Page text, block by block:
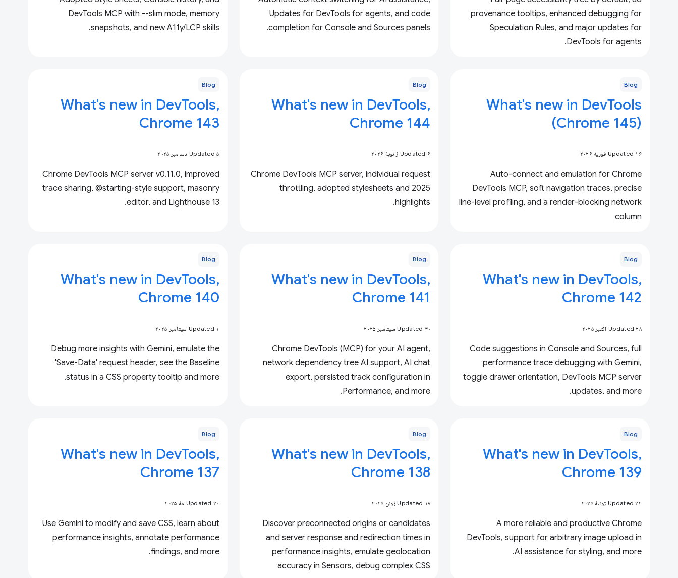
provenance tooltips, enhanced debugging for
Speculation Rules, and major updates for
DevTools for agents.
Updates for DevTools for agents, and code
completion for Console and Sources panels.
DevTools MCP with --slim mode, memory
snapshots, and new A11y/LCP skills.
Blog
What's new in DevTools
(Chrome 145)
Updated ۱۶ فوریهٔ ۲۰۲۶
Auto-connect and emulation for Chrome
DevTools MCP, soft navigation traces, precise
line-level profiling, and a render-blocking network
column
Blog
What's new in DevTools,
Chrome 144
Updated ۶ ژانویهٔ ۲۰۲۶
Chrome DevTools MCP server, individual request
throttling, adopted stylesheets and 2025
highlights.
Blog
What's new in DevTools,
Chrome 143
Updated ۵ دسامبر ۲۰۲۵
Chrome DevTools MCP server v0.11.0, improved
trace sharing, @starting-style support, masonry
editor, and Lighthouse 13.
Blog
What's new in DevTools,
Chrome 142
Updated ۲۸ اکتبر ۲۰۲۵
Code suggestions in Console and Sources, full
performance trace debugging with Gemini,
toggle drawer orientation, DevTools MCP server
updates, and more.
Blog
What's new in DevTools,
Chrome 141
Updated ۳۰ سپتامبر ۲۰۲۵
Chrome DevTools (MCP) for your AI agent,
network dependency tree AI support, AI chat
export, persisted track configuration in
Performance, and more.
Blog
What's new in DevTools,
Chrome 140
Updated ۱ سپتامبر ۲۰۲۵
Debug more insights with Gemini, emulate the
'Save-Data' request header, see the Baseline
status in a CSS property tooltip and more.
Blog
What's new in DevTools,
Chrome 139
Updated ۲۲ ژوئیهٔ ۲۰۲۵
A more reliable and productive Chrome
DevTools, support for arbitrary image upload in
AI assistance for styling, and more.
Blog
What's new in DevTools,
Chrome 138
Updated ۱۷ ژوئن ۲۰۲۵
Discover preconnected origins or candidates
and server response and redirection times in
performance insights, emulate geolocation
accuracy in Sensors, debug complex CSS
Blog
What's new in DevTools,
Chrome 137
Updated ۲۰ مهٔ ۲۰۲۵
Use Gemini to modify and save CSS, learn about
performance insights, annotate performance
findings, and more.